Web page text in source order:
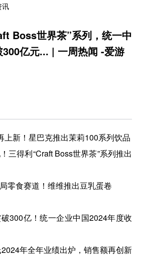
讯
Boss世界茶”系列，统一中
亿元... | 一周热闻 -爱游
上新！星巴克推出茉莉100系列饮品
三得利“Craft Boss世界茶”系列推出
零食赛道！维维推出豆乳蛋卷
300亿！统一企业中国2024年度收
年全年业绩出炉，销售额再创新